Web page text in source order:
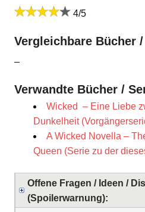
4/5
Vergleichbare Bücher
–
Verwandte Bücher /
Wicked – Eine Liebe
Dunkelheit
A Wicked Novella –
Queen (Serie zu der
Offene Fragen / Ideen /
(Spoilerwarnung):